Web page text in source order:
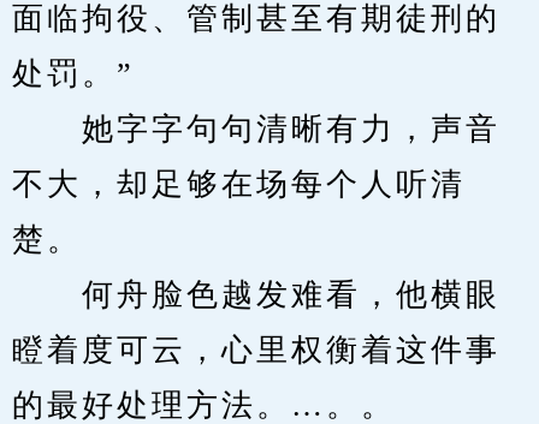
面临拘役、管制甚至有期徒刑的
处罚。”
她字字句句清晰有力，声音
不大，却足够在场每个人听清
楚。
何舟脸色越发难看，他横眼
瞪着度可云，心里权衡着这件事
的最好处理方法。…。。